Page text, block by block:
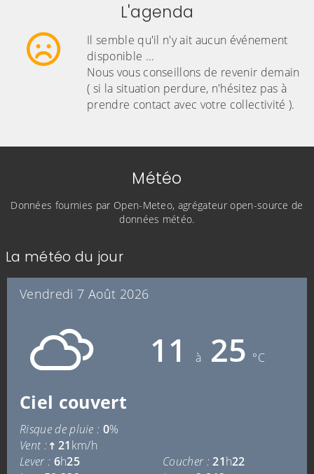
L'agenda
Il semble qu'il n'y ait aucun événement
disponible ...
Nous vous conseillons de revenir demain
( si la situation perdure, n'hésitez pas à
prendre contact avec votre collectivité ).
Météo
Données fournies par Open-Meteo, agrégateur open-source de
données météo.
La météo du jour
Vendredi 7 Août 2026
11 à 25 °C
Ciel couvert
Risque de pluie : 0%
Vent : 21 km/h
Lever : 6h25 Coucher :21h22